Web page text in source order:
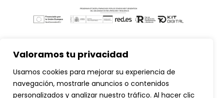
Valoramos tu privacidad
Usamos cookies para mejorar su experiencia de
navegación, mostrarle anuncios o contenidos
personalizados y analizar nuestro tráfico. Al hacer clic